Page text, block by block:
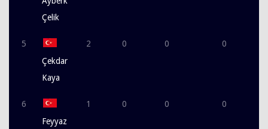
Çelik
5
Çekdar
Kaya
2 0 0 0
6
Feyyaz
1 0 0 0